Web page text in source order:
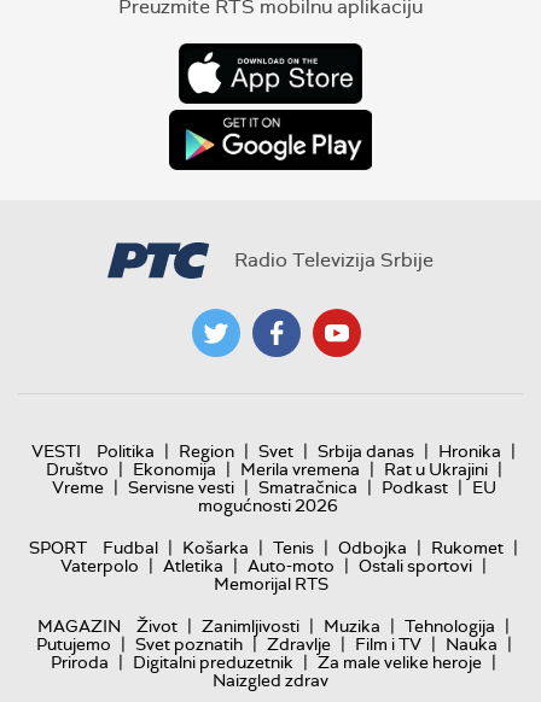
Preuzmite RTS mobilnu aplikaciju
Radio Televizija Srbije
VESTI Politika | Region | Svet | Srbija danas | Hronika |
Društvo | Ekonomija | Merila vremena | Rat u Ukrajini |
Vreme | Servisne vesti | Smatračnica | Podkast | EU
mogućnosti 2026
SPORT
Fudbal | Košarka | Tenis | Odbojka | Rukomet |
Vaterpolo | Atletika | Auto-moto | Ostali sportovi |
Memorijal RTS
MAGAZIN
Život | Zanimljivosti | Muzika | Tehnologija |
Putujemo | Svet poznatih | Zdravlje | Film i TV | Nauka |
Priroda | Digitalni preduzetnik | Za male velike heroje |
Naizgled zdrav